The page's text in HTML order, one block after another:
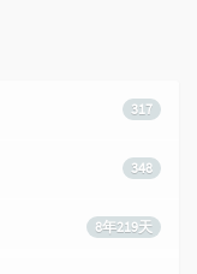
317
348
8年219天